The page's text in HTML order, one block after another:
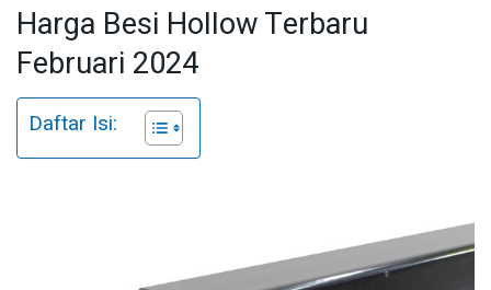
Harga Besi Hollow Terbaru
Februari 2024
Daftar Isi: